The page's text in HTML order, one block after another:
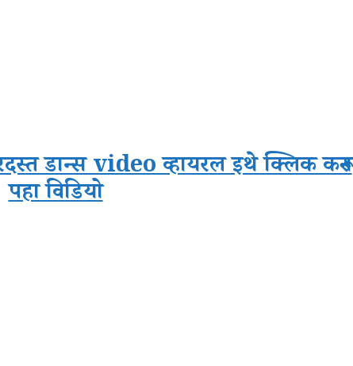
डान्स video व्हायरल इथे क्लिक करून
पहा विडियो